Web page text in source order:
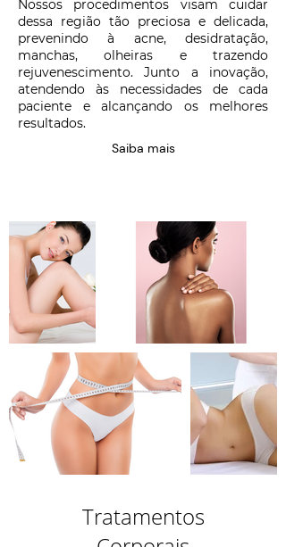
Nossos procedimentos visam cuidar
dessa região tão preciosa e delicada,
prevenindo à acne, desidratação,
manchas, olheiras e trazendo
rejuvenescimento. Junto a inovação,
atendendo às necessidades de cada
paciente e alcançando os melhores
resultados.
Saiba mais
Tratamentos